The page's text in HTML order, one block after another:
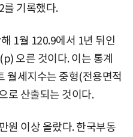
를 기록했다.
1월 120.9에서 1년 뒤인
오른 것이다. 이는 통계
월세지수는 중형(전용면적
로 산출되는 것이다.
원 이상 올랐다. 한국부동